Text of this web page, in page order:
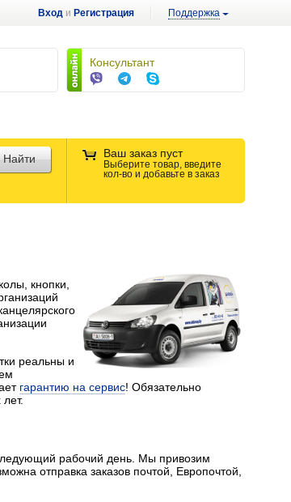
Вход и Регистрация Поддержка
Консультант
Ваш заказ пуст
Выберите товар, введите
кол-во и добавьте в заказ
Найти
кнопки,
реальны и
гарантию на сервис! Обязательно
рабочий день. Мы привозим
отправка заказов почтой, Европочтой,